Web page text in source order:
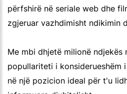
përfshirë në seriale web dhe
zgjeruar vazhdimisht ndikimin
Me mbi dhjetë milionë ndjekës
popullariteti i
në një pozicion ideal për t'u